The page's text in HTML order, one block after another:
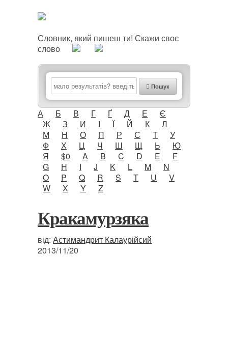
Словник, який пишеш ти! Скажи своє
слово
Пошук
А Б В Г Ґ Д Е
Є
Ж
З И І Ї Й К
Л
М
Н О П Р С Т
У
Ф
Х Ц Ч Ш Щ Ь
Ю
Я
$0 A B C D E
F
G
H I J K L M
N
O
P Q R S T U
V
W
X Y Z
Кракамурзяка
від: Астимандрит Калаурійсий
2013/11/20